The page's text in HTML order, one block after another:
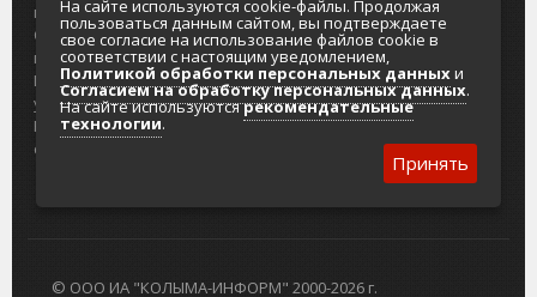
портале
Отзывы и
предложения
Интернет-
услуги
Разработка
сайтов
Колымы
Политика в отношении обработки
персональных данных
Согласие на обработку персональных
данных
© ООО ИА "КОЛЫМА-ИНФОРМ" 2000-2026 г.
На сайте используются cookie-файлы. Продолжая
пользоваться данным сайтом, вы подтверждаете
свое согласие на использование файлов cookie в
соответствии с настоящим уведомлением,
Политикой обработки персональных данныхи
Согласием на обработку персональных данных.
На сайте используютсярекомендательные
технологии.
Принять